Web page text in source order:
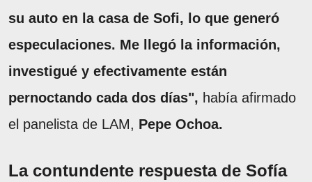
su auto en la casa de Sofi, lo que generó
especulaciones. Me llegó la información,
investigué y efectivamente están
pernoctando cada dos días", había afirmado
el panelista de LAM, Pepe Ochoa.
La contundente respuesta de Sofía